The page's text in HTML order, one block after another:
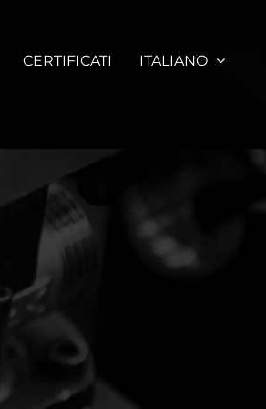
CERTIFICATI ITALIANO